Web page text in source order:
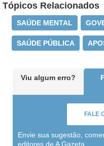
Tópicos Relacionados
SAÚDE MENTAL
SAÚDE PÚBLICA
Viu algum erro?
FALE
Envie sua sugestão,
editores de A Gazeta